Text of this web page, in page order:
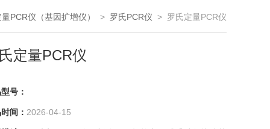
量PCR仪（基因扩增仪） > 罗氏PCR仪 > 罗氏定量PCR仪
定量PCR仪
号：
间： 2026-04-15